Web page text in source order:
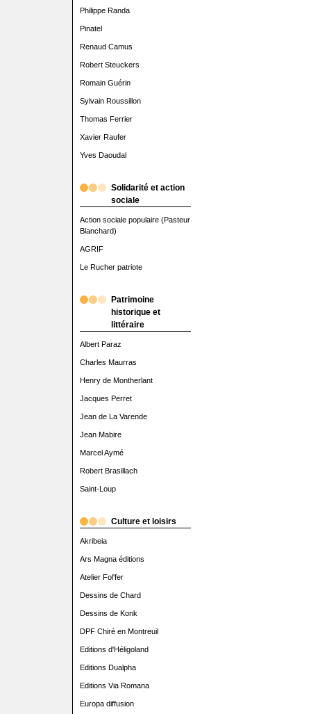
Philippe Randa
Pinatel
Renaud Camus
Robert Steuckers
Romain Guérin
Sylvain Roussillon
Thomas Ferrier
Xavier Raufer
Yves Daoudal
Solidarité et action
sociale
Action sociale populaire (Pasteur
Blanchard)
AGRIF
Le Rucher patriote
Patrimoine
historique et
littéraire
Albert Paraz
Charles Maurras
Henry de Montherlant
Jacques Perret
Jean de La Varende
Jean Mabire
Marcel Aymé
Robert Brasillach
Saint-Loup
Culture et loisirs
Akribeia
Ars Magna éditions
Atelier Fol'fer
Dessins de Chard
Dessins de Konk
DPF Chiré en Montreuil
Editions d'Héligoland
Editions Dualpha
Editions Via Romana
Europa diffusion